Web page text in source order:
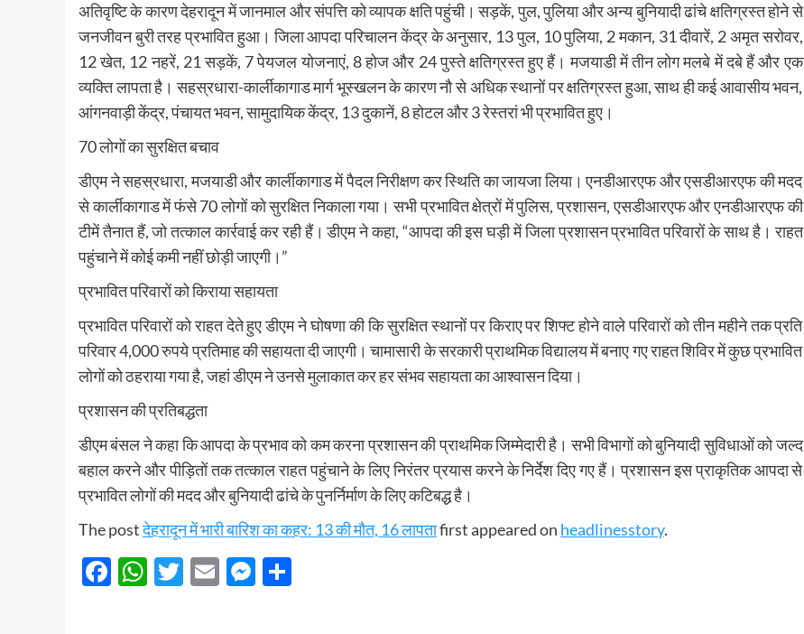
अतिवृष्टि के कारण देहरादून में जानमाल और संपत्ति को व्यापक क्षति पहुंची। सड़कें, पुल, पुलिया और अन्य बुनियादी ढांचे क्षतिग्रस्त होने से
जनजीवन बुरी तरह प्रभावित हुआ। जिला आपदा परिचालन केंद्र के अनुसार, 13 पुल, 10 पुलिया, 2 मकान, 31 दीवारें, 2 अमृत सरोवर,
12 खेत, 12 नहरें, 21 सड़कें, 7 पेयजल योजनाएं, 8 होज और 24 पुस्ते क्षतिग्रस्त हुए हैं। मजयाडी में तीन लोग मलबे में दबे हैं और एक
व्यक्ति लापता है। सहस्रधारा-कार्लीकागाड मार्ग भूस्खलन के कारण नौ से अधिक स्थानों पर क्षतिग्रस्त हुआ, साथ ही कई आवासीय भवन,
आंगनवाड़ी केंद्र, पंचायत भवन, सामुदायिक केंद्र, 13 दुकानें, 8 होटल और 3 रेस्तरां भी प्रभावित हुए।
70 लोगों का सुरक्षित बचाव
डीएम ने सहस्रधारा, मजयाडी और कार्लीकागाड में पैदल निरीक्षण कर स्थिति का जायजा लिया। एनडीआरएफ और एसडीआरएफ की मदद
से कार्लीकागाड में फंसे 70 लोगों को सुरक्षित निकाला गया। सभी प्रभावित क्षेत्रों में पुलिस, प्रशासन, एसडीआरएफ और एनडीआरएफ की
टीमें तैनात हैं, जो तत्काल कार्रवाई कर रही हैं। डीएम ने कहा, “आपदा की इस घड़ी में जिला प्रशासन प्रभावित परिवारों के साथ है। राहत
पहुंचाने में कोई कमी नहीं छोड़ी जाएगी।”
प्रभावित परिवारों को किराया सहायता
प्रभावित परिवारों को राहत देते हुए डीएम ने घोषणा की कि सुरक्षित स्थानों पर किराए पर शिफ्ट होने वाले परिवारों को तीन महीने तक प्रति
परिवार 4,000 रुपये प्रतिमाह की सहायता दी जाएगी। चामासारी के सरकारी प्राथमिक विद्यालय में बनाए गए राहत शिविर में कुछ प्रभावित
लोगों को ठहराया गया है, जहां डीएम ने उनसे मुलाकात कर हर संभव सहायता का आश्वासन दिया।
प्रशासन की प्रतिबद्धता
डीएम बंसल ने कहा कि आपदा के प्रभाव को कम करना प्रशासन की प्राथमिक जिम्मेदारी है। सभी विभागों को बुनियादी सुविधाओं को जल्द
बहाल करने और पीड़ितों तक तत्काल राहत पहुंचाने के लिए निरंतर प्रयास करने के निर्देश दिए गए हैं। प्रशासन इस प्राकृतिक आपदा से
प्रभावित लोगों की मदद और बुनियादी ढांचे के पुनर्निर्माण के लिए कटिबद्ध है।
The postदेहरादून में भारी बारिश का कहर: 13 की मौत, 16 लापताfirst appeared on headlinesstory.
Facebook
WhatsApp
Twitter
EmailMessenger